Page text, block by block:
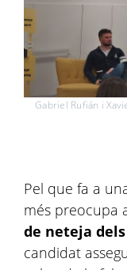
Gabriel Rufián i
Pel que fa a
més preocupa
de neteja
candidat